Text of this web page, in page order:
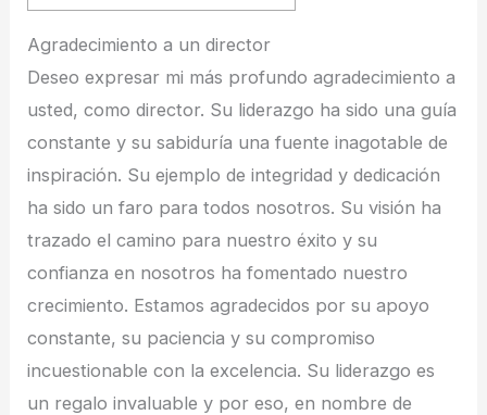
Agradecimiento a un director
Deseo expresar mi más profundo agradecimiento a
usted, como director. Su liderazgo ha sido una guía
constante y su sabiduría una fuente inagotable de
inspiración. Su ejemplo de integridad y dedicación
ha sido un faro para todos nosotros. Su visión ha
trazado el camino para nuestro éxito y su
confianza en nosotros ha fomentado nuestro
crecimiento. Estamos agradecidos por su apoyo
constante, su paciencia y su compromiso
incuestionable con la excelencia. Su liderazgo es
un regalo invaluable y por eso, en nombre de